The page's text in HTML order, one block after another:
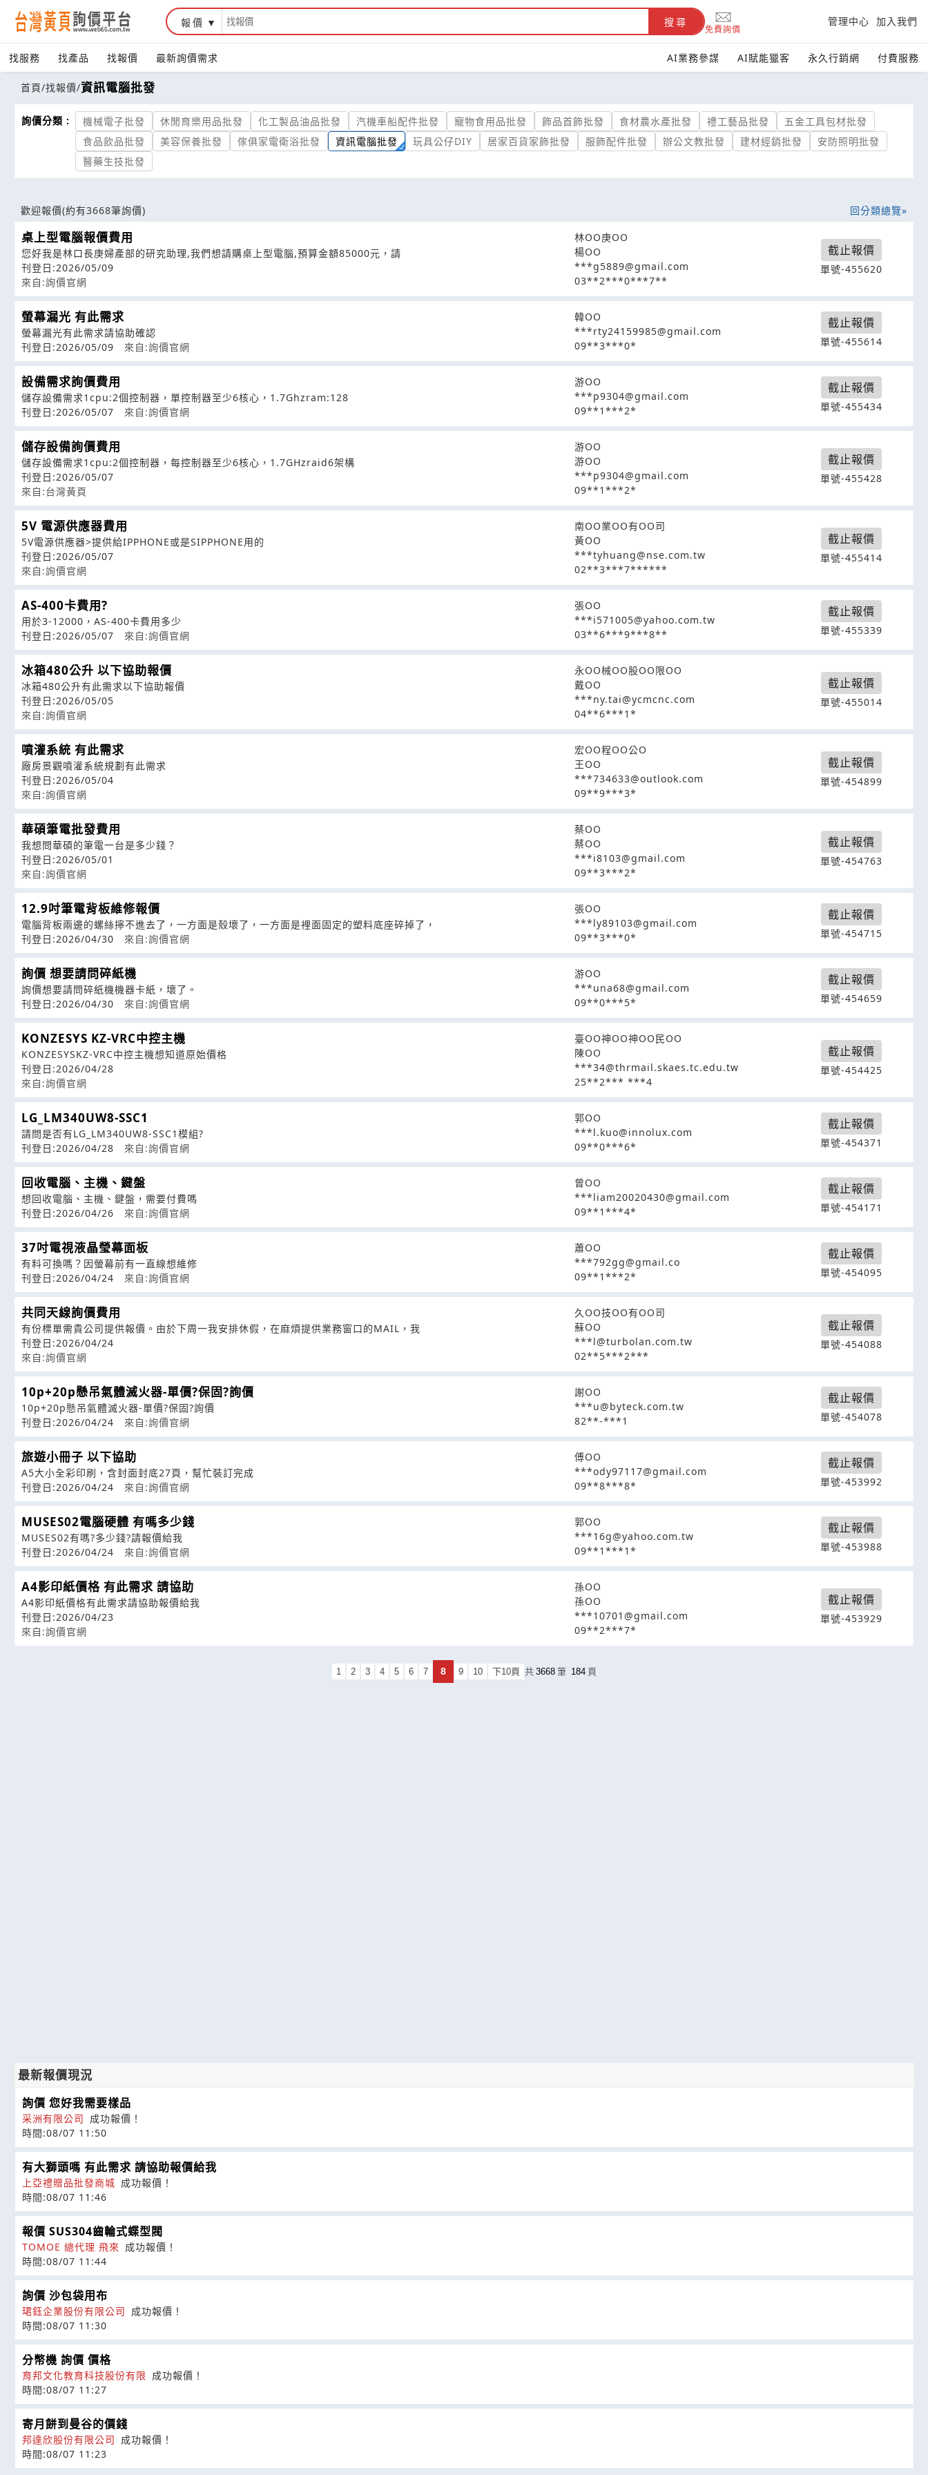
報價 搜尋
免費詢價
管理中心 加入我們
找服務 找產品 找報價 最新詢價需求 AI業務參謀 AI賦能獵客 永久行銷網 付費服務
首頁/找報價/資訊電腦批發
詢價分類 : 機械電子批發 休閒育樂用品批發 化工製品油品批發 汽機車船配件批發 寵物食用品批發 飾品首飾批發 食材農水產批發 禮工藝品批發
五金工具包材批發
食品飲品批發
美容保養批發 傢俱家電衛浴批發 資訊電腦批發 玩具公仔DIY 居家百貨家飾批發 服飾配件批發 辦公文教批發 建材經銷批發
安防照明批發
醫藥生技批發
歡迎報價(約有3668筆詢價) 回分類總覽
桌上型電腦報價費用
您好我是林口長庚婦產部的研究助理,我們想請購桌上型電腦,預算金額85000元，請
刊登日:2026/05/09
來自:詢價官網
林OO庚OO
楊OO
***g5889@gmail.com
03**2***0***7**
截止報價
單號-455620
螢幕漏光 有此需求
螢幕漏光有此需求請協助確認
刊登日:2026/05/09
來自:詢價官網
韓OO
***rty24159985@gmail.com
09**3***0*
截止報價
單號-455614
設備需求詢價費用
儲存設備需求1cpu:2個控制器，單控制器至少6核心，1.7Ghzram:128
刊登日:2026/05/07
來自:詢價官網
游OO
***p9304@gmail.com
09**1***2*
截止報價
單號-455434
儲存設備詢價費用
儲存設備需求1cpu:2個控制器，每控制器至少6核心，1.7GHzraid6架構
刊登日:2026/05/07
來自:台灣黃頁
游OO
游OO
***p9304@gmail.com
09**1***2*
截止報價
單號-455428
5V 電源供應器費用
5V電源供應器>提供給IPPHONE或是SIPPHONE用的
刊登日:2026/05/07
來自:詢價官網
南OO業OO有OO司
黃OO
***tyhuang@nse.com.tw
02**3***7******
截止報價
單號-455414
AS-400卡費用?
用於3-12000，AS-400卡費用多少
刊登日:2026/05/07
來自:詢價官網
張OO
***i571005@yahoo.com.tw
03**6***9***8**
截止報價
單號-455339
冰箱480公升 以下協助報價
冰箱480公升有此需求以下協助報價
刊登日:2026/05/05
來自:詢價官網
永OO械OO股OO限OO
戴OO
***ny.tai@ycmcnc.com
04**6***1*
截止報價
單號-455014
噴灌系統 有此需求
廠房景觀噴灌系統規劃有此需求
刊登日:2026/05/04
來自:詢價官網
宏OO程OO公O
王OO
***734633@outlook.com
09**9***3*
截止報價
單號-454899
華碩筆電批發費用
我想問華碩的筆電一台是多少錢？
刊登日:2026/05/01
來自:詢價官網
蔡OO
蔡OO
***i8103@gmail.com
09**3***2*
截止報價
單號-454763
12.9吋筆電背板維修報價
電腦背板兩邊的螺絲擰不進去了，一方面是殼壞了，一方面是裡面固定的塑料底座碎掉了，
刊登日:2026/04/30
來自:詢價官網
張OO
***ly89103@gmail.com
09**3***0*
截止報價
單號-454715
詢價 想要請問碎紙機
詢價想要請問碎紙機機器卡紙，壞了。
刊登日:2026/04/30
來自:詢價官網
游OO
***una68@gmail.com
09**0***5*
截止報價
單號-454659
KONZESYS KZ-VRC中控主機
KONZESYSKZ-VRC中控主機想知道原始價格
刊登日:2026/04/28
來自:詢價官網
臺OO神OO神OO民OO
陳OO
***34@thrmail.skaes.tc.edu.tw
25**2*** ***4
截止報價
單號-454425
LG_LM340UW8-SSC1
請問是否有LG_LM340UW8-SSC1模組?
刊登日:2026/04/28
來自:詢價官網
郭OO
***l.kuo@innolux.com
09**0***6*
截止報價
單號-454371
回收電腦、主機、鍵盤
想回收電腦、主機、鍵盤，需要付費嗎
刊登日:2026/04/26
來自:詢價官網
曾OO
***liam20020430@gmail.com
09**1***4*
截止報價
單號-454171
37吋電視液晶瑩幕面板
有料可換嗎？因螢幕前有一直線想維修
刊登日:2026/04/24
來自:詢價官網
蕭OO
***792gg@gmail.co
09**1***2*
截止報價
單號-454095
共同天線詢價費用
有份標單需貴公司提供報價。由於下周一我安排休假，在麻煩提供業務窗口的MAIL，我
刊登日:2026/04/24
來自:詢價官網
久OO技OO有OO司
蘇OO
***l@turbolan.com.tw
02**5***2***
截止報價
單號-454088
10p+20p懸吊氣體滅火器-單價?保固?詢價
10p+20p懸吊氣體滅火器-單價?保固?詢價
刊登日:2026/04/24
來自:詢價官網
謝OO
***u@byteck.com.tw
82**-***1
截止報價
單號-454078
旅遊小冊子 以下協助
A5大小全彩印刷，含封面封底27頁，幫忙裝訂完成
刊登日:2026/04/24
來自:詢價官網
傅OO
***ody97117@gmail.com
09**8***8*
截止報價
單號-453992
MUSES02電腦硬體 有嗎多少錢
MUSES02有嗎?多少錢?請報價給我
刊登日:2026/04/24
來自:詢價官網
郭OO
***16g@yahoo.com.tw
09**1***1*
截止報價
單號-453988
A4影印紙價格 有此需求 請協助
A4影印紙價格有此需求請協助報價給我
刊登日:2026/04/23
來自:詢價官網
孫OO
孫OO
***10701@gmail.com
09**2***7*
截止報價
單號-453929
1 2 3 4 5 6 7 8 9 10 下10頁 共 3668 筆 184 頁
最新報價現況
詢價 您好我需要樣品
采洲有限公司 成功報價！
時間:08/07 11:50
有大獅頭嗎 有此需求 請協助報價給我
上亞禮贈品批發商城 成功報價！
時間:08/07 11:46
報價 SUS304齒輪式蝶型閥
TOMOE 總代理 飛來 成功報價！
時間:08/07 11:44
詢價 沙包袋用布
珺鈺企業股份有限公司 成功報價！
時間:08/07 11:30
分幣機 詢價 價格
育邦文化教育科技股份有限 成功報價！
時間:08/07 11:27
寄月餅到曼谷的價錢
邦達欣股份有限公司 成功報價！
時間:08/07 11:23